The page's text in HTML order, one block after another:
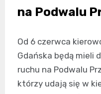
na Podwalu
Od 6 czerwca
Gdańska będą mieli
ruchu na Podwalu
którzy udają się w